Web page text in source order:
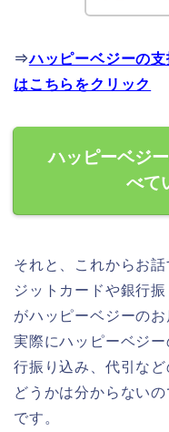
⇒ハッピーベジーの
はこちらをクリック
ハッピーベジ
べて
それと、これからお
ジットカードや銀行
がハッピーベジーの
実際にハッピーベジ
行振り込み、代引な
どうかは分からない
です。